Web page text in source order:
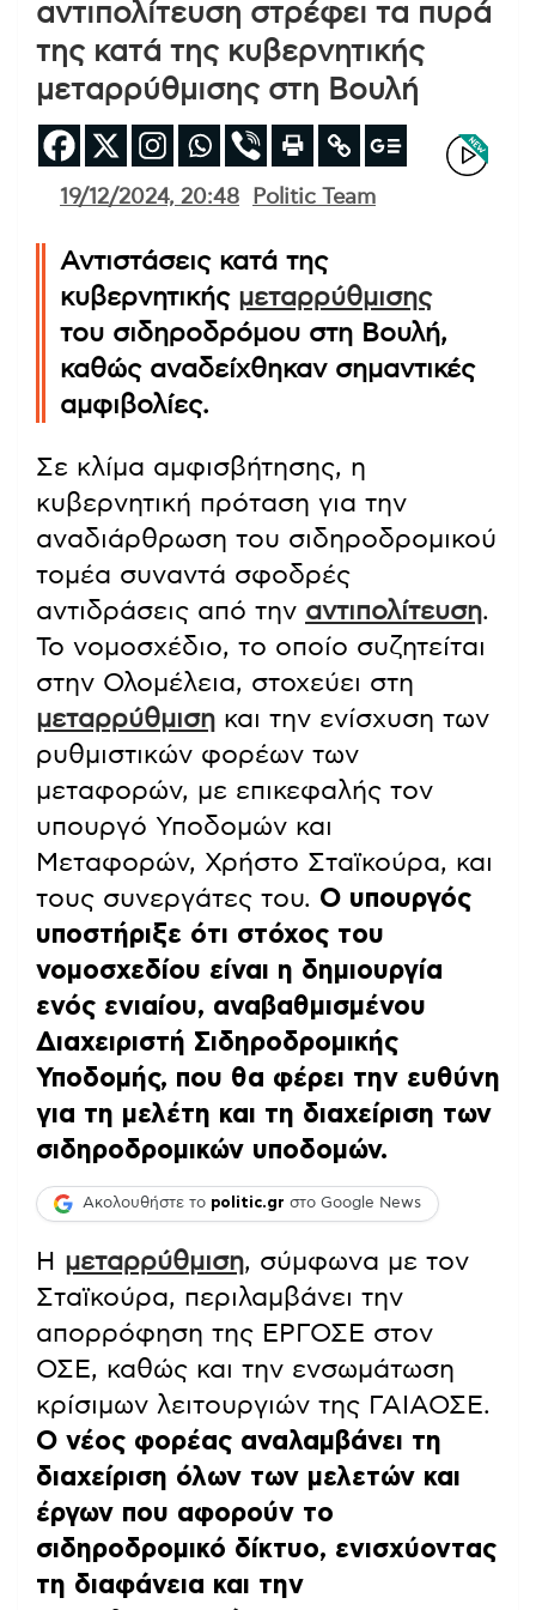
αντιπολίτευση στρέφει τα πυρά
της κατά της κυβερνητικής
μεταρρύθμισης στη Βουλή
19/12/2024, 20:48 Politic Team
Αντιστάσεις κατά της
κυβερνητικής μεταρρύθμισης
του σιδηροδρόμου στη Βουλή,
καθώς αναδείχθηκαν σημαντικές
αμφιβολίες.
Σε κλίμα αμφισβήτησης, η
κυβερνητική πρόταση για την
αναδιάρθρωση του σιδηροδρομικού
τομέα συναντά σφοδρές
αντιδράσεις από την αντιπολίτευση.
Το νομοσχέδιο, το οποίο συζητείται
στην Ολομέλεια, στοχεύει στη
μεταρρύθμιση και την ενίσχυση των
ρυθμιστικών φορέων των
μεταφορών, με επικεφαλής τον
υπουργό Υποδομών και
Μεταφορών, Χρήστο Σταϊκούρα, και
τους συνεργάτες του. Ο υπουργός
υποστήριξε ότι στόχος του
νομοσχεδίου είναι η δημιουργία
ενός ενιαίου, αναβαθμισμένου
Διαχειριστή Σιδηροδρομικής
Υποδομής, που θα φέρει την ευθύνη
για τη μελέτη και τη διαχείριση των
σιδηροδρομικών υποδομών.
Ακολουθήστε το politic.gr στο Google News
Η μεταρρύθμιση, σύμφωνα με τον
Σταϊκούρα, περιλαμβάνει την
απορρόφηση της ΕΡΓΟΣΕ στον
ΟΣΕ, καθώς και την ενσωμάτωση
κρίσιμων λειτουργιών της ΓΑΙΑΟΣΕ.
Ο νέος φορέας αναλαμβάνει τη
διαχείριση όλων των μελετών και
έργων που αφορούν το
σιδηροδρομικό δίκτυο, ενισχύοντας
τη διαφάνεια και την